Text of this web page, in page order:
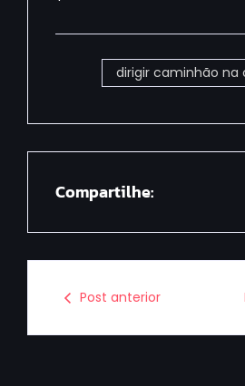
dirigir caminhão na
Compartilhe:
Post anterior